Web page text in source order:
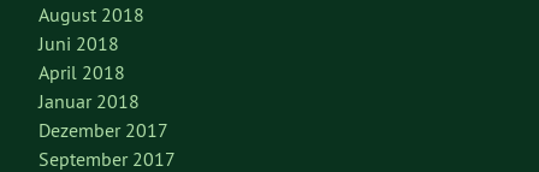
August 2018
Juni 2018
April 2018
Januar 2018
Dezember 2017
September 2017